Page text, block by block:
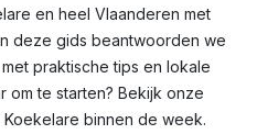
en heel Vlaanderen met
deze gids beantwoorden we
praktische tips en lokale
om te starten? Bekijk onze
binnen de week.